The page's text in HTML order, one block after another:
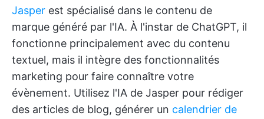
Jasper est spécialisé dans le contenu de
marque généré par l'IA. À l'instar de ChatGPT, il
fonctionne principalement avec du contenu
textuel, mais il intègre des fonctionnalités
marketing pour faire connaître votre
évènement. Utilisez l'IA de Jasper pour rédiger
des articles de blog, générer un calendrier de